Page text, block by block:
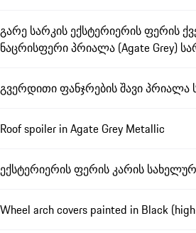
გარე სარკის ექსტერიერის ფერის
ნაცრისფერი პრიალა (Agate Grey)
გვერდითი ფანჯრების შავი პრიალა
Roof spoiler in Agate Grey Metallic
ექსტერიერის ფერის კარის
Wheel arch covers painted in Black